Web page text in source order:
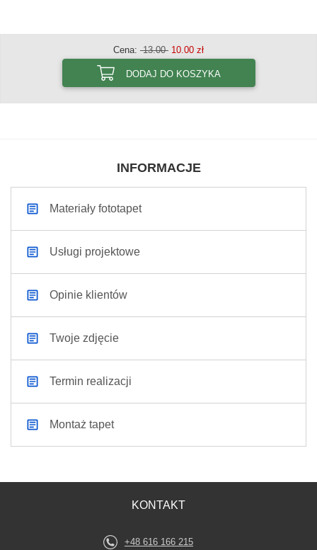
Cena: 13.00 10.00 zł
DODAJ DO KOSZYKA
INFORMACJE
Materiały fototapet
Usługi projektowe
Opinie klientów
Twoje zdjęcie
Termin realizacji
Montaż tapet
KONTAKT
+48 616 166 215